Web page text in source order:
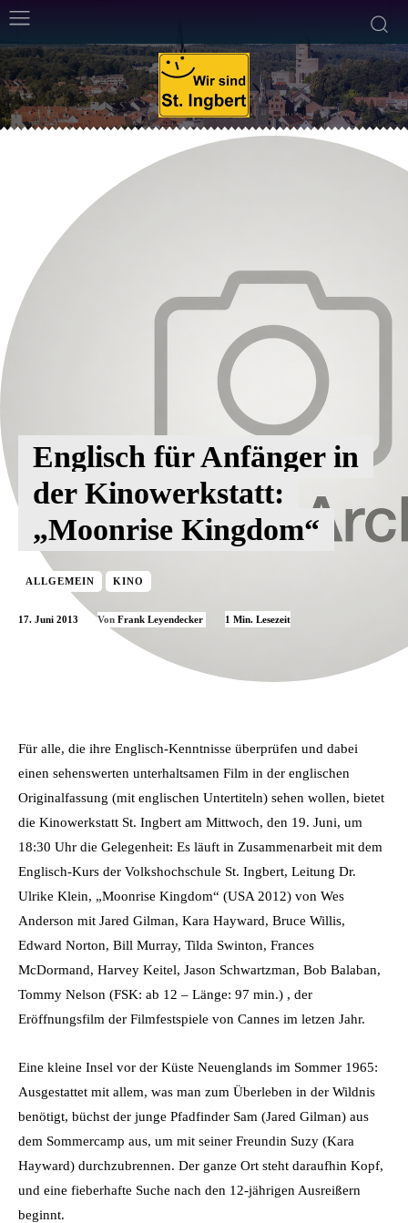
Englisch für Anfänger in
der Kinowerkstatt:
„Moonrise Kingdom“
ALLGEMEIN KINO
17. Juni 2013 Von Frank Leyendecker 1 Min. Lesezeit
Für alle, die ihre Englisch-Kenntnisse überprüfen und dabei
einen sehenswerten unterhaltsamen Film in der englischen
Originalfassung (mit englischen Untertiteln) sehen wollen, bietet
die Kinowerkstatt St. Ingbert am Mittwoch, den 19. Juni, um
18:30 Uhr die Gelegenheit: Es läuft in Zusammenarbeit mit dem
Englisch-Kurs der Volkshochschule St. Ingbert, Leitung Dr.
Ulrike Klein, „Moonrise Kingdom“ (USA 2012) von Wes
Anderson mit Jared Gilman, Kara Hayward, Bruce Willis,
Edward Norton, Bill Murray, Tilda Swinton, Frances
McDormand, Harvey Keitel, Jason Schwartzman, Bob Balaban,
Tommy Nelson (FSK: ab 12 – Länge: 97 min.) , der
Eröffnungsfilm der Filmfestspiele von Cannes im letzen Jahr.
Eine kleine Insel vor der Küste Neuenglands im Sommer 1965:
Ausgestattet mit allem, was man zum Überleben in der Wildnis
benötigt, büchst der junge Pfadfinder Sam (Jared Gilman) aus
dem Sommercamp aus, um mit seiner Freundin Suzy (Kara
Hayward) durchzubrennen. Der ganze Ort steht daraufhin Kopf,
und eine fieberhafte Suche nach den 12-jährigen Ausreißern
beginnt.